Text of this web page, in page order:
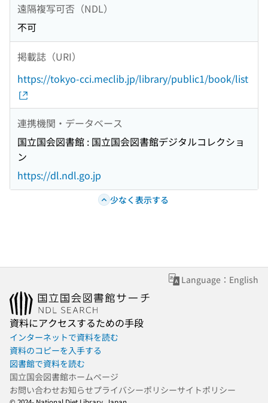
遠隔複写可否（NDL）
不可
掲載誌（URI）
https://tokyo-cci.meclib.jp/library/public1/book/list
連携機関・データベース
国立国会図書館 : 国立国会図書館デジタルコレクショ
ン
https://dl.ndl.go.jp
少なく表示する
Language：English
資料にアクセスするための手段
インターネットで資料を読む
資料のコピーを入手する
図書館で資料を読む
国立国会図書館ホームページ
お問い合わせお知らせプライバシーポリシーサイトポリシー